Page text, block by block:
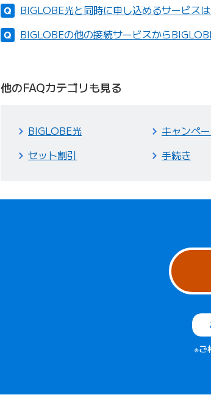
BIGLOBE光と同時に申し込めるサービス
BIGLOBEの他の接続サービスから
他のFAQカテゴリも見る
BIGLOBE光 キャンペ
セット割引
手続き
※ご